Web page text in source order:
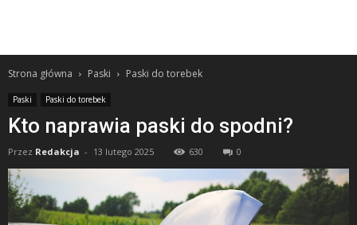
Strona główna Paski Paski do torebek
Paski Paski do torebek
Kto naprawia paski do spodni?
Przez Redakcja - 13 lutego 2025 630 0